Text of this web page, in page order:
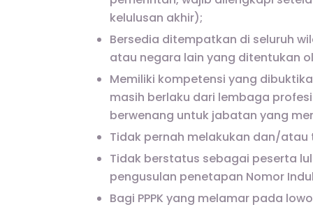
kelulusan akhir);
Bersedia ditempatkan di seluruh
atau negara lain yang ditentukan
Memiliki kompetensi yang
masih berlaku dari lembaga
berwenang untuk jabatan yang
Tidak pernah melakukan dan/
Tidak berstatus sebagai peserta
pengusulan penetapan Nomor
Bagi PPPK yang melamar pada